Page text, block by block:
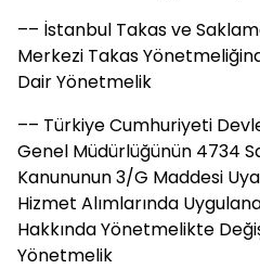
–– İstanbul Takas ve
Merkezi Takas
Dair Yönetmelik
–– Türkiye Cumhuriyeti
Genel Müdürlüğünün 4734
Kanununun 3/G Maddesi
Hizmet Alımlarında
Hakkında Yönetmelikte
Yönetmelik